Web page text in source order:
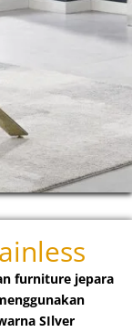
furniture jepara
SIlver